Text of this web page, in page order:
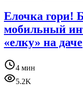
Елочка гори!
мобильный
«елку» на даче
4 мин
5.2K